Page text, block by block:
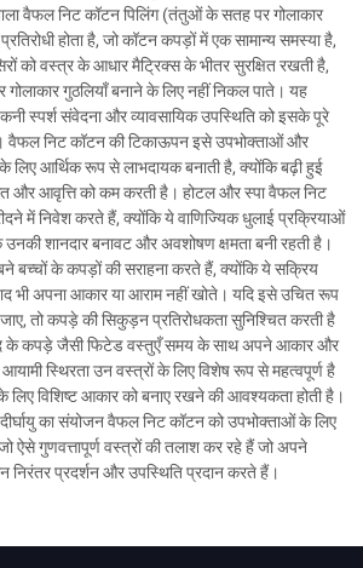
वैफल निट कॉटन पिलिंग (तंतुओं के सतह पर गोलाकार
होता है, जो कॉटन कपड़ों में एक सामान्य समस्या है,
को वस्त्र के आधार मैट्रिक्स के भीतर सुरक्षित रखती है,
गुठलियाँ बनाने के लिए नहीं निकल पाते। यह
स्पर्श संवेदना और व्यावसायिक उपस्थिति को इसके पूरे
वैफल निट कॉटन की टिकाऊपन इसे उपभोक्ताओं और
के लिए आर्थिक रूप से लाभदायक बनाती है, क्योंकि बढ़ी हुई
और आवृत्ति को कम करती है। होटल और स्पा वैफल निट
में निवेश करते हैं, क्योंकि ये वाणिज्यिक धुलाई प्रक्रियाओं
शानदार बनावट और अवशोषण क्षमता बनी रहती है।
बच्चों के कपड़ों की सराहना करते हैं, क्योंकि ये सक्रिय
भी अपना आकार या आराम नहीं खोते। यदि इसे उचित रूप
तो कपड़े की सिकुड़न प्रतिरोधकता सुनिश्चित करती है
के कपड़े जैसी फिटेड वस्तुएँ समय के साथ अपने आकार और
स्थिरता उन वस्त्रों के लिए विशेष रूप से महत्वपूर्ण है
लिए विशिष्ट आकार को बनाए रखने की आवश्यकता होती है।
का संयोजन वैफल निट कॉटन को उपभोक्ताओं के लिए
ऐसे गुणवत्तापूर्ण वस्त्रों की तलाश कर रहे हैं जो अपने
निरंतर प्रदर्शन और उपस्थिति प्रदान करते हैं।